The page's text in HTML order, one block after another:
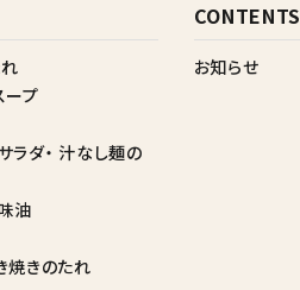
ープ
ラダ・ 汁なし麺の
油
焼きのたれ
CONTENTS
お知らせ